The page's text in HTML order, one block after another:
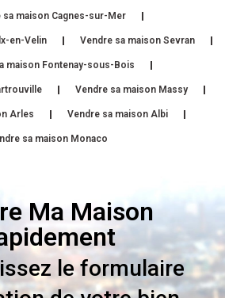
sa maison Cagnes-sur-Mer
en-Velin Vendre sa maison Sevran
maison Fontenay-sous-Bois
Vendre sa maison Massy
Arles Vendre sa maison Albi
sa maison Monaco
Ma Maison
le formulaire